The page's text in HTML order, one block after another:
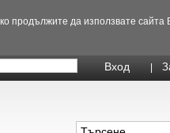
продължите да използвате сайта